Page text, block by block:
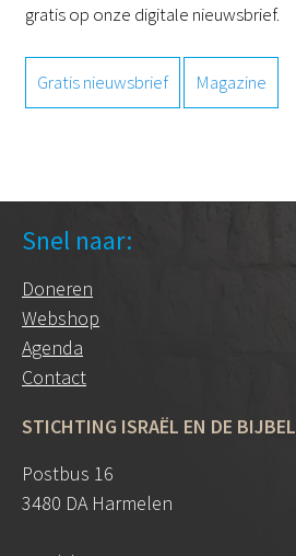
gratis op onze digitale nieuwsbrief.
Gratis nieuwsbrief Magazine
Snel naar:
Doneren
Webshop
Agenda
Contact
STICHTING ISRAËL EN DE BIJBEL
Postbus 16
3480 DA Harmelen